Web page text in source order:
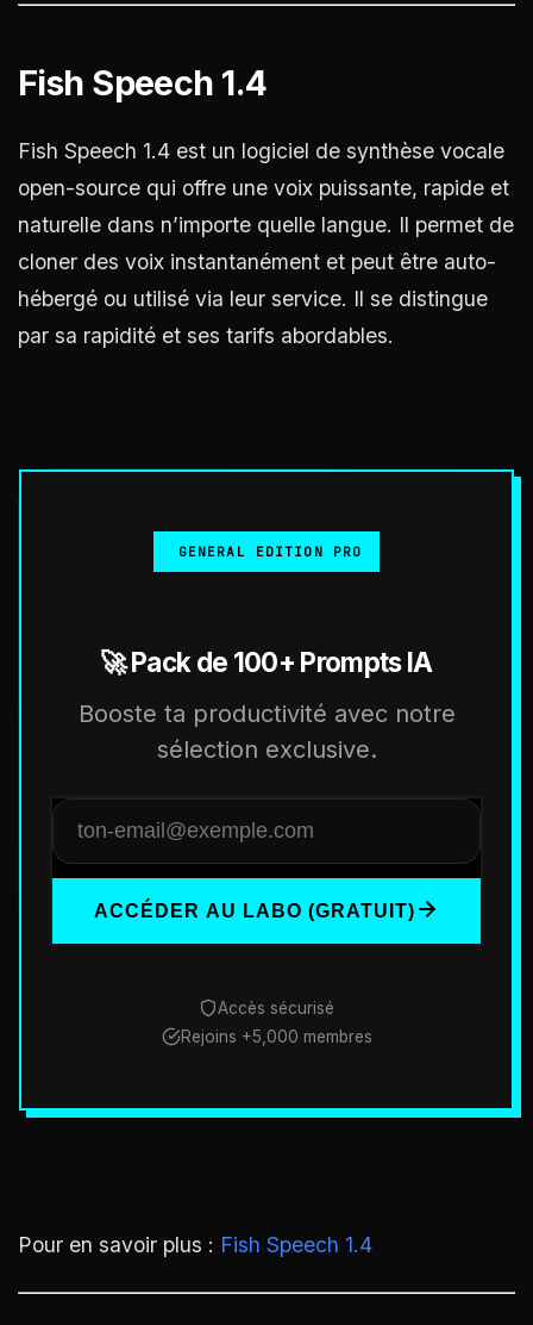
Fish Speech 1.4
Fish Speech 1.4 est un logiciel de synthèse vocale
open-source qui offre une voix puissante, rapide et
naturelle dans n’importe quelle langue. Il permet de
cloner des voix instantanément et peut être auto-
hébergé ou utilisé via leur service. Il se distingue
par sa rapidité et ses tarifs abordables.
GENERAL EDITION PRO
🚀 Pack de 100+ Prompts IA
Booste ta productivité avec notre
sélection exclusive.
ACCÉDER AU LABO (GRATUIT)
Accès sécurisé
Rejoins +5,000 membres
Pour en savoir plus : Fish Speech 1.4